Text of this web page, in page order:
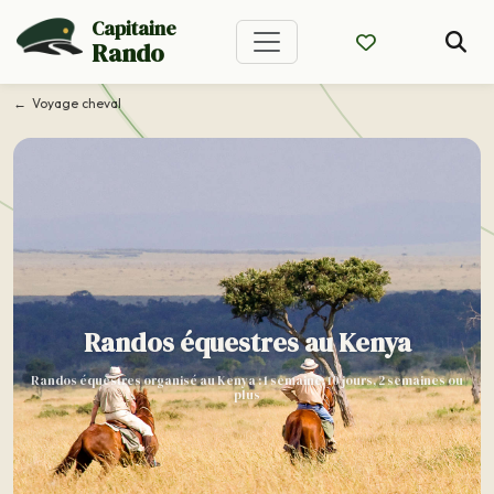
Capitaine
Rando
Voyage cheval
Randos équestres au Kenya
Randos équestres organisé au Kenya : 1 semaine, 10 jours, 2 semaines ou
plus